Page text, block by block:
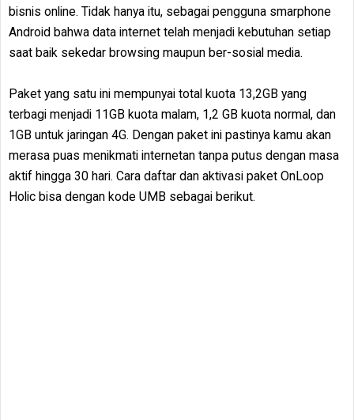
bisnis online. Tidak hanya itu, sebagai pengguna smarphone
Android bahwa data internet telah menjadi kebutuhan setiap
saat baik sekedar browsing maupun ber-sosial media.
Paket yang satu ini mempunyai total kuota 13,2GB yang
terbagi menjadi 11GB kuota malam, 1,2 GB kuota normal, dan
1GB untuk jaringan 4G. Dengan paket ini pastinya kamu akan
merasa puas menikmati internetan tanpa putus dengan masa
aktif hingga 30 hari. Cara daftar dan aktivasi paket OnLoop
Holic bisa dengan kode UMB sebagai berikut.